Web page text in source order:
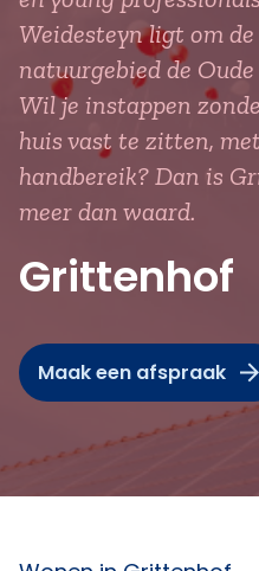
Weidesteyn ligt om
natuurgebied de
Wil je instappen
huis vast te zitten,
handbereik? Dan is
meer dan waard.
Grittenhof
Maak een afspraak